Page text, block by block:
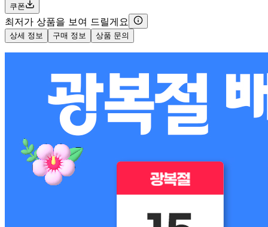
쿠폰
최저가 상품을 보여 드릴게요
상세 정보 구매 정보 상품 문의